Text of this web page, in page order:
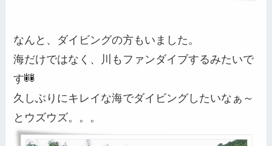
なんと、ダイビングの方もいました。
海だけではなく、川もファンダイブするみたいで
す
久しぶりにキレイな海でダイビングしたいなぁ～
とウズウズ。。。